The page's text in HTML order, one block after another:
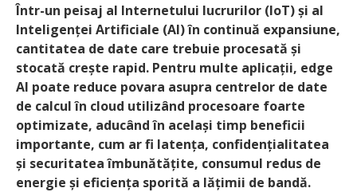
Într-un peisaj al Internetului lucrurilor (IoT) și al
Inteligenței Artificiale (AI) în continuă expansiune,
cantitatea de date care trebuie procesată și
stocată crește rapid. Pentru multe aplicații, edge
AI poate reduce povara asupra centrelor de date
de calcul în cloud utilizând procesoare foarte
optimizate, aducând în același timp beneficii
importante, cum ar fi latența, confidențialitatea
și securitatea îmbunătățite, consumul redus de
energie și eficiența sporită a lățimii de bandă.